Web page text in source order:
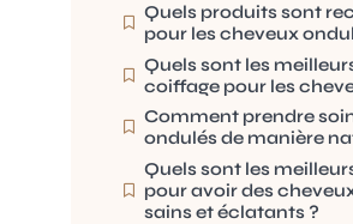
Quels produits sont
pour les cheveux
Quels sont les
coiffage pour les
Comment prendre
ondulés de manière
Quels sont les
pour avoir des
sains et éclatants ?